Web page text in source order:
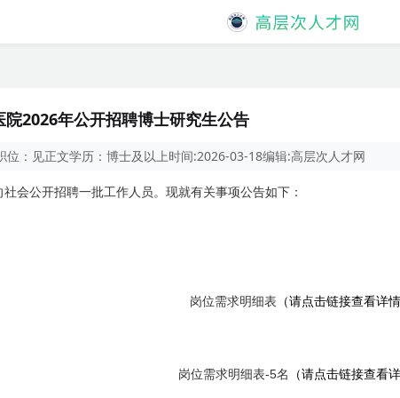
院2026年公开招聘博士研究生公告
位： 见正文学历： 博士及以上时间:2026-03-18编辑:高层次人才网
会公开招聘一批工作人员。现就有关事项公告如下：
岗位需求明细表 （请点击链接查看详情
岗位需求明细表-5名 （请点击链接查看详